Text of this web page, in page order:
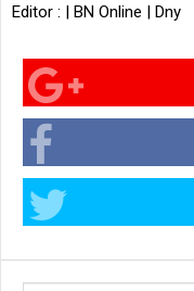
Editor : | BN Online | Dny